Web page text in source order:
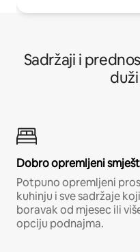
Sadržaji i
Dobro opremljeni
Potpuno opremljeni
kuhinju i sve sadržaje
boravak od mjesec ili
opciju podnajma.